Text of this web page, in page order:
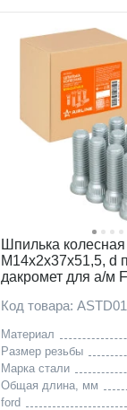
Шпилька колесная
M14x2x37x51,5, d
дакромет для а/м
Код товара:
Материал
Размер резьбы
Марка стали
Общая длина, мм
ford